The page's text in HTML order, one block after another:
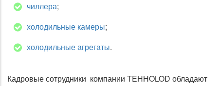
чиллера;
холодильные камеры;
холодильные агрегаты.
Кадровые сотрудники компании TEHHOLOD обладают